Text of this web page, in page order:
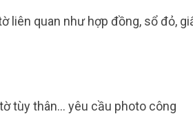
liên quan như hợp đồng, sổ đỏ,
tùy thân… yêu cầu photo công